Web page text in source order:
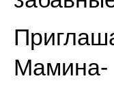
Мамина-